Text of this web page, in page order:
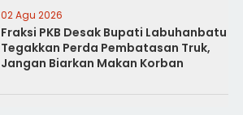
02 Agu 2026
Fraksi PKB Desak Bupati Labuhanbatu
Tegakkan Perda Pembatasan Truk,
Jangan Biarkan Makan Korban